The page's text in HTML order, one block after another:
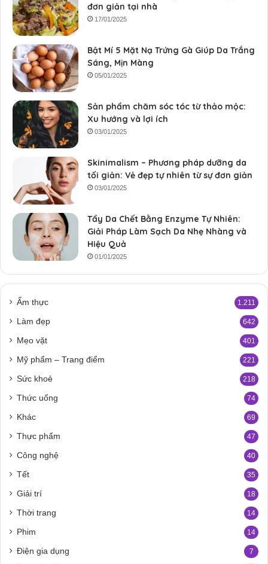
đơn giản tại nhà
17/01/2025
Bật Mí 5 Mặt Nạ Trứng Gà Giúp Da Trắng
Sáng, Mịn Màng
05/01/2025
Sản phẩm chăm sóc tóc từ thảo mộc:
Xu hướng và lợi ích
03/01/2025
Skinimalism – Phương pháp dưỡng da
tối giản: Vẻ đẹp tự nhiên từ sự đơn giản
03/01/2025
Tẩy Da Chết Bằng Enzyme Tự Nhiên:
Giải Pháp Làm Sạch Da Nhẹ Nhàng và
Hiệu Quả
01/01/2025
Ẩm thực 1.211
Làm đẹp 642
Mẹo vặt 401
Mỹ phẩm – Trang điểm 221
Sức khoẻ 218
Thức uống 74
Khác 69
Thực phẩm 47
Công nghệ 40
Tết 35
Giải trí 18
Thời trang 14
Phim 14
Điện gia dụng 7